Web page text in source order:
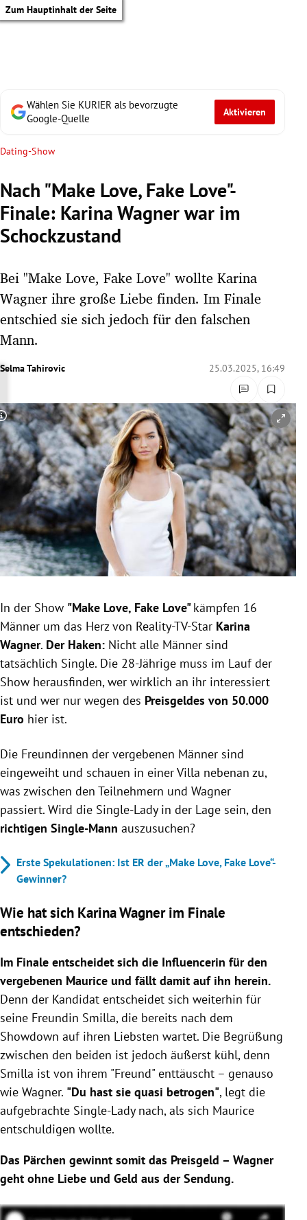
Zum Hauptinhalt der Seite
Untermenü
Untermenü
Untermenü
Untermenü
Untermenü
Untermenü
Wählen Sie KURIER als bevorzugte
Google-Quelle
Aktivieren
Dating-Show
Nach "Make Love, Fake Love"-
Finale: Karina Wagner war im
Schockzustand
Bei "Make Love, Fake Love" wollte Karina
Wagner ihre große Liebe finden. Im Finale
entschied sie sich jedoch für den falschen
Mann.
Selma Tahirovic 25.03.2025, 16:49
Copyright-Hinweis öffnen/schließen
In der Show "Make Love, Fake Love"kämpfen 16
Männer um das Herz von Reality-TV-Star Karina
Wagner. Der Haken: Nicht alle Männer sind
tatsächlich Single. Die 28-Jährige muss im Lauf der
Show herausfinden, wer wirklich an ihr interessiert
ist und wer nur wegen des Preisgeldes von 50.000
Euro hier ist.
Die Freundinnen der vergebenen Männer sind
eingeweiht und schauen in einer Villa nebenan zu,
was zwischen den Teilnehmern und Wagner
passiert. Wird die Single-Lady in der Lage sein, den
richtigen Single-Mann auszusuchen?
Erste Spekulationen: Ist ER der „Make Love, Fake Love“-
Gewinner?
Wie hat sich Karina Wagner im Finale
entschieden?
Im Finale entscheidet sich die Influencerin für den
vergebenen Maurice und fällt damit auf ihn herein.
Denn der Kandidat entscheidet sich weiterhin für
seine Freundin Smilla, die bereits nach dem
Showdown auf ihren Liebsten wartet. Die Begrüßung
zwischen den beiden ist jedoch äußerst kühl, denn
Smilla ist von ihrem "Freund" enttäuscht – genauso
wie Wagner. "Du hast sie quasi betrogen", legt die
aufgebrachte Single-Lady nach, als sich Maurice
entschuldigen wollte.
Das Pärchen gewinnt somit das Preisgeld – Wagner
geht ohne Liebe und Geld aus der Sendung.